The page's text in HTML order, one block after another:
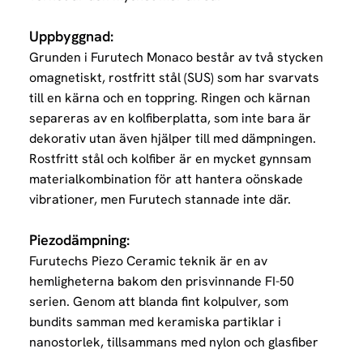
Uppbyggnad:
Grunden i Furutech Monaco består av två stycken
omagnetiskt, rostfritt stål (SUS) som har svarvats
till en kärna och en toppring. Ringen och kärnan
separeras av en kolfiberplatta, som inte bara är
dekorativ utan även hjälper till med dämpningen.
Rostfritt stål och kolfiber är en mycket gynnsam
materialkombination för att hantera oönskade
vibrationer, men Furutech stannade inte där.
Piezodämpning:
Furutechs Piezo Ceramic teknik är en av
hemligheterna bakom den prisvinnande FI-50
serien. Genom att blanda fint kolpulver, som
bundits samman med keramiska partiklar i
nanostorlek, tillsammans med nylon och glasfiber